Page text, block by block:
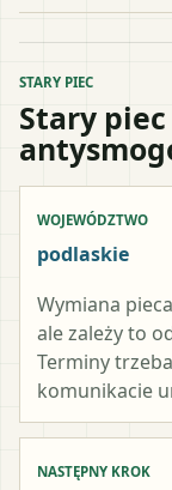
STARY PIEC
Stary
WOJEWÓDZTWO
podlaskie
Wymiana
ale zależy to
Terminy
komunikacie
NASTĘPNY KROK